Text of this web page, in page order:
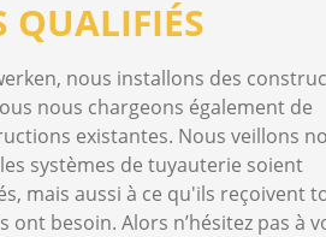
QUALIFIÉS
nous installons des
nous chargeons également de
existantes. Nous veillons
systèmes de tuyauterie soient
mais aussi à ce qu'ils reçoivent
ont besoin. Alors n’hésitez pas à